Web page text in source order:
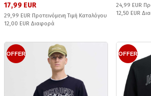
17,99 EUR
29,99 EUR Προτεινόμενη Τιμή Καταλόγου
12,00 EUR Διαφορά
24,99 EUR
12,50 EUR
OFFER OFFER